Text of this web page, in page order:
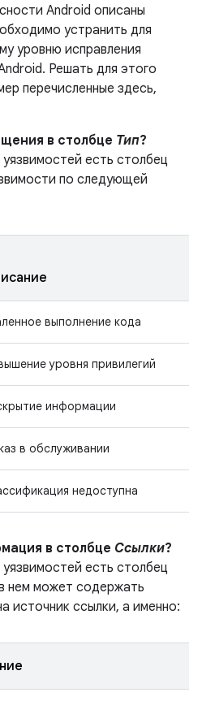
Android описаны
устранить для
уровню исправления
Решать для этого
перечисленные здесь,
в столбце Тип?
есть столбец
по следующей
выполнение кода
уровня привилегий
информации
в обслуживании
недоступна
в столбце Ссылки?
есть столбец
нем может содержать
источник ссылки, а именно: